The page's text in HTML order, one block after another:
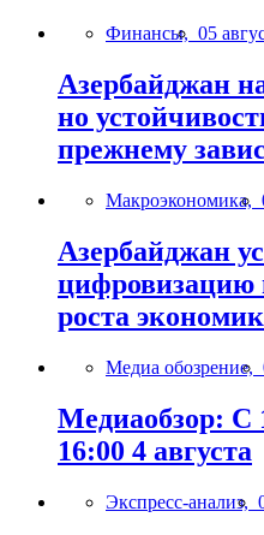
Финансы, 05
Азербайджан
но
прежнему
Макроэкономика,
Азербайджан
цифровизацию
роста
Медиа обозрение,
Медиаобзор: С
16:00 4 августа
Экспресс-анализ,